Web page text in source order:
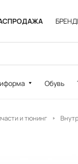
Обувь
и тюнинг